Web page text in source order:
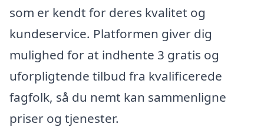
som er kendt for deres kvalitet og
kundeservice. Platformen giver dig
mulighed for at indhente 3 gratis og
uforpligtende tilbud fra kvalificerede
fagfolk, så du nemt kan sammenligne
priser og tjenester.